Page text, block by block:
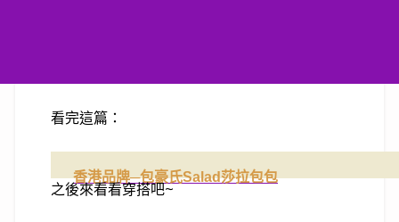
看完這篇：
香港品牌─包豪氏Salad莎拉包包
之後來看看穿搭吧~